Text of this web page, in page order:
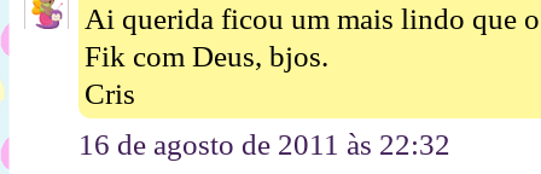
Ai querida ficou um mais lindo que
Fik com Deus, bjos.
Cris
16 de agosto de 2011 às 22:32